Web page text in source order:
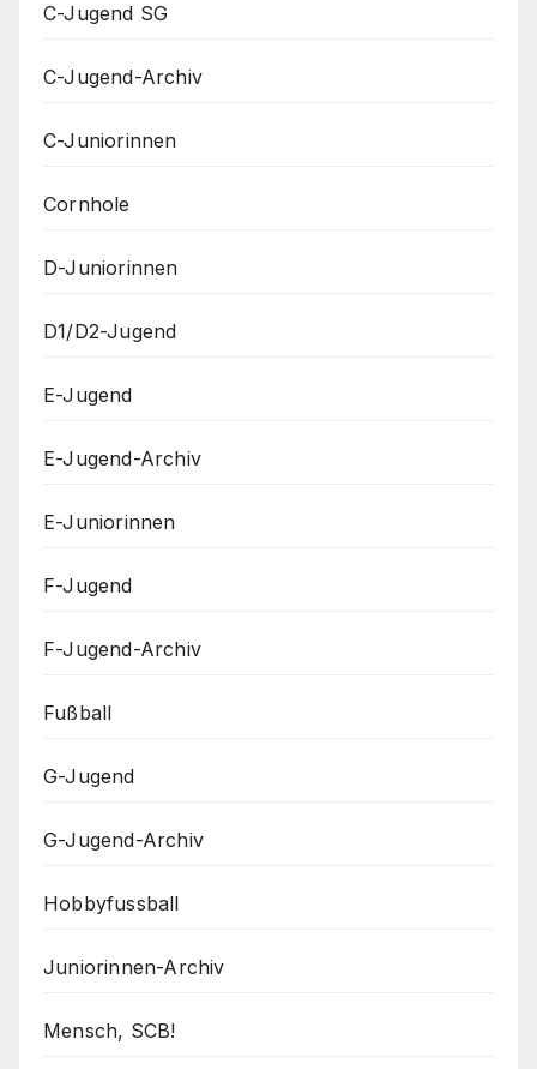
C-Jugend SG
C-Jugend-Archiv
C-Juniorinnen
Cornhole
D-Juniorinnen
D1/D2-Jugend
E-Jugend
E-Jugend-Archiv
E-Juniorinnen
F-Jugend
F-Jugend-Archiv
Fußball
G-Jugend
G-Jugend-Archiv
Hobbyfussball
Juniorinnen-Archiv
Mensch, SCB!